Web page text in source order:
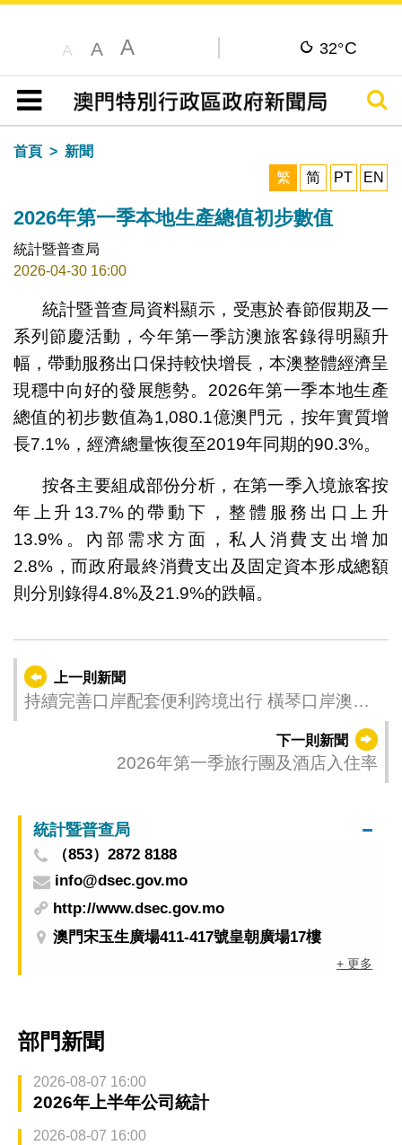
A A A 32°C
目錄
搜尋
首頁
新聞
繁
简 PT EN
2026年第一季本地生產總值初步數值
統計暨普查局
2026-04-30 16:00
統計暨普查局資料顯示，受惠於春節假期及一
系列節慶活動，今年第一季訪澳旅客錄得明顯升
幅，帶動服務出口保持較快增長，本澳整體經濟呈
現穩中向好的發展態勢。2026年第一季本地生產
總值的初步數值為1,080.1億澳門元，按年實質增
長7.1%，經濟總量恢復至2019年同期的90.3%。
按各主要組成部份分析，在第一季入境旅客按
年上升13.7%的帶動下，整體服務出口上升
13.9%。內部需求方面，私人消費支出增加
2.8%，而政府最終消費支出及固定資本形成總額
則分別錄得4.8%及21.9%的跌幅。
上一則新聞
持續完善口岸配套便利跨境出行 橫琴口岸澳門
下一則新聞
2026年第一季旅行團及酒店入住率
統計暨普查局
（853）2872 8188
info@dsec.gov.mo
http://www.dsec.gov.mo
澳門宋玉生廣場411-417號皇朝廣場17樓
+ 更多
部門新聞
2026-08-07 16:00
2026年上半年公司統計
2026-08-07 16:00